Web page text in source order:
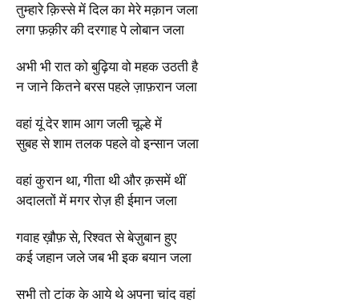
तुम्हारे क़िस्से में दिल का मेरे मक़ान जला
लगा फ़क़ीर की दरगाह पे लोबान जला
अभी भी रात को बुढ़िया वो महक उठती है
न जाने कितने बरस पहले ज़ाफ़रान जला
वहां यूं देर शाम आग जली चूल्हे में
सुबह से शाम तलक पहले वो इन्सान जला
वहां कुरान था, गीता थी और क़समें थीं
अदालतों में मगर रोज़ ही ईमान जला
गवाह ख़ौफ़ से, रिश्वत से बेज़ुबान हुए
कई जहान जले जब भी इक बयान जला
सभी तो टांक के आये थे अपना चांद वहां